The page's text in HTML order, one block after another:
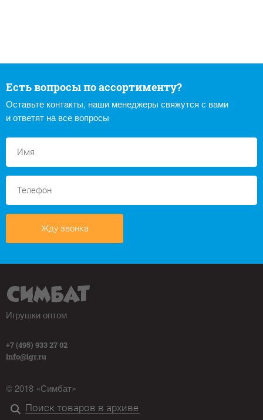
Есть вопросы по ассортименту?
Оставьте контакты, наши менеджеры свяжутся с вами
и ответят на все вопросы
Жду звонка
Игрушки оптом
+7 (495) 933 27 02
info@igr.ru
© 2018 «Симбат»